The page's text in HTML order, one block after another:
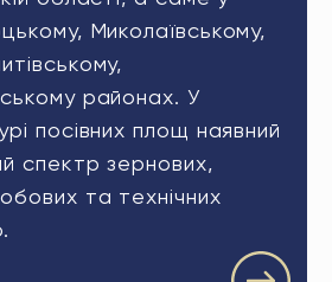
Миколаївському,
районах. У
посівних площ наявний
спектр зернових,
та технічних